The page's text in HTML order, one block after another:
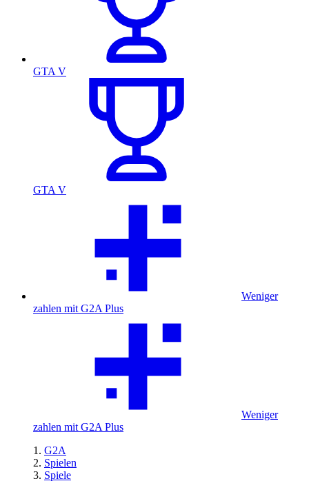
GTA V
GTA V
Weniger
zahlen mit G2A Plus
Weniger
zahlen mit G2A Plus
G2A
Spielen
Spiele